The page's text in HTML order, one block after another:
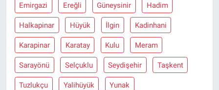
Emirgazi Ereğli Güneysinir Hadim
Halkapinar Hüyük İlgin Kadinhani
Karapinar Karatay Kulu Meram
Sarayönü Selçuklu Seydişehir Taşkent
Tuzlukçu Yalihüyük Yunak